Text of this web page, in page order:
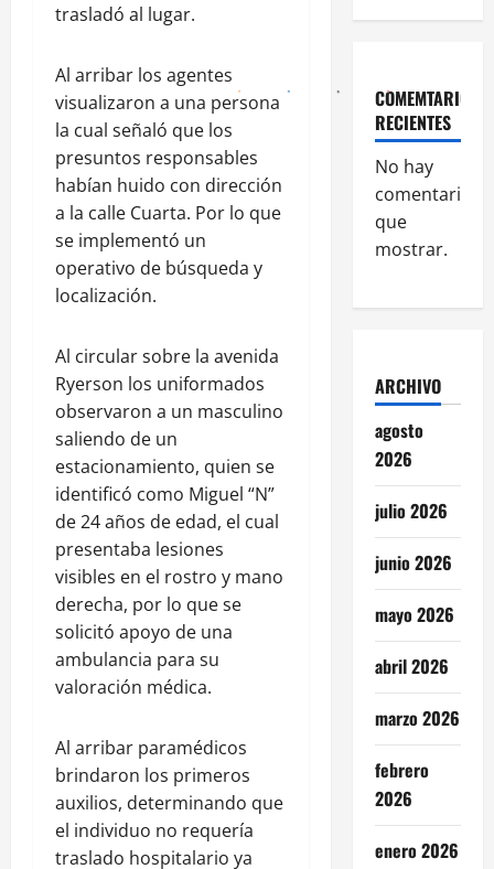
trasladó al lugar.
Al arribar los agentes
visualizaron a una persona
la cual señaló que los
presuntos responsables
habían huido con dirección
a la calle Cuarta. Por lo que
se implementó un
operativo de búsqueda y
localización.
Al circular sobre la avenida
Ryerson los uniformados
observaron a un masculino
saliendo de un
estacionamiento, quien se
identificó como Miguel “N”
de 24 años de edad, el cual
presentaba lesiones
visibles en el rostro y mano
derecha, por lo que se
solicitó apoyo de una
ambulancia para su
valoración médica.
Al arribar paramédicos
brindaron los primeros
auxilios, determinando que
el individuo no requería
traslado hospitalario ya
COMEMTARIOS
RECIENTES
No hay
comentarios
que
mostrar.
ARCHIVO
agosto
2026
julio 2026
junio 2026
mayo 2026
abril 2026
marzo 2026
febrero
2026
enero 2026